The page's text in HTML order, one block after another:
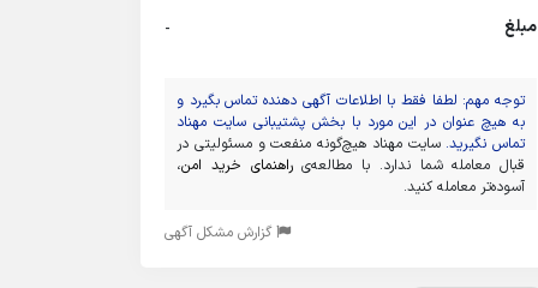
مبلغ -
توجه مهم: لطفا فقط با اطلاعات آگهی دهنده تماس بگیرد و
به هیچ عنوان در این مورد با بخش پشتیبانی سایت مهناد
تماس نگیرید. سایت مهناد هیچ‌گونه منفعت و مسئولیتی در
قبال معامله شما ندارد. با مطالعه‌یراهنمای خرید امن،
آسوده‌تر معامله کنید.
گزارش مشکل آگهی